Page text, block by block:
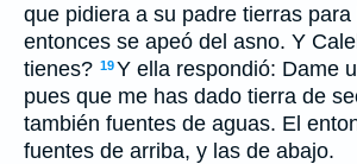
que pidiera a su padre tierras para
entonces se apeó del asno. Y
tienes? 19Y ella respondió: Dame
pues que me has dado tierra de
también fuentes de aguas. El
fuentes de arriba, y las de abajo.